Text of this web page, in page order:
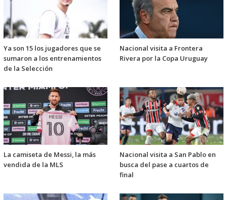
Ya son 15 los jugadores que se
sumaron a los entrenamientos
de la Selección
Nacional visita a Frontera
Rivera por la Copa Uruguay
La camiseta de Messi, la más
vendida de la MLS
Nacional visita a San Pablo en
busca del pase a cuartos de
final